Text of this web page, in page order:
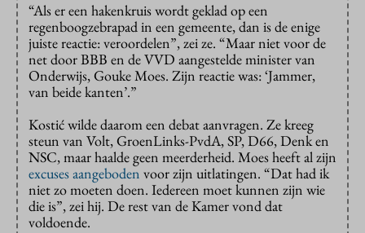
“Als er een hakenkruis wordt geklad op een
regenboogzebrapad in een gemeente, dan is de enige
juiste reactie: veroordelen”, zei ze. “Maar niet voor de
net door BBB en de VVD aangestelde minister van
Onderwijs, Gouke Moes. Zijn reactie was: ‘Jammer,
van beide kanten’.”
Kostić wilde daarom een debat aanvragen. Ze kreeg
steun van Volt, GroenLinks-PvdA, SP, D66, Denk en
NSC, maar haalde geen meerderheid. Moes heeft al zijn
excuses aangeboden voor zijn uitlatingen. “Dat had ik
niet zo moeten doen. Iedereen moet kunnen zijn wie
die is”, zei hij. De rest van de Kamer vond dat
voldoende.